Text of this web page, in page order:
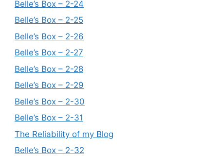
Belle’s Box – 2-24
Belle’s Box – 2-25
Belle’s Box – 2-26
Belle’s Box – 2-27
Belle’s Box – 2-28
Belle’s Box – 2-29
Belle’s Box – 2-30
Belle’s Box – 2-31
The Reliability of my Blog
Belle’s Box – 2-32